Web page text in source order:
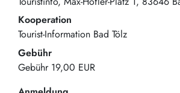
Kooperation
Tourist-Information Bad Tölz
Gebühr
Gebühr 19,00 EUR